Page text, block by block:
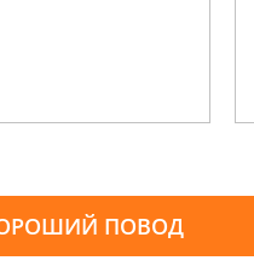
ПОВОД